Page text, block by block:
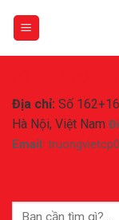
Địa chỉ: Số
Hà Nội, Việt Nam
Email :
Tìm